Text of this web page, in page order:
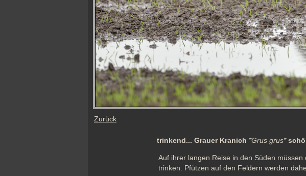
Zurück
trinkend... Grauer Kranich *Grus grus*
Auf ihrer langen Reise in den Süden
trinken. Pfützen auf den Feldern werden